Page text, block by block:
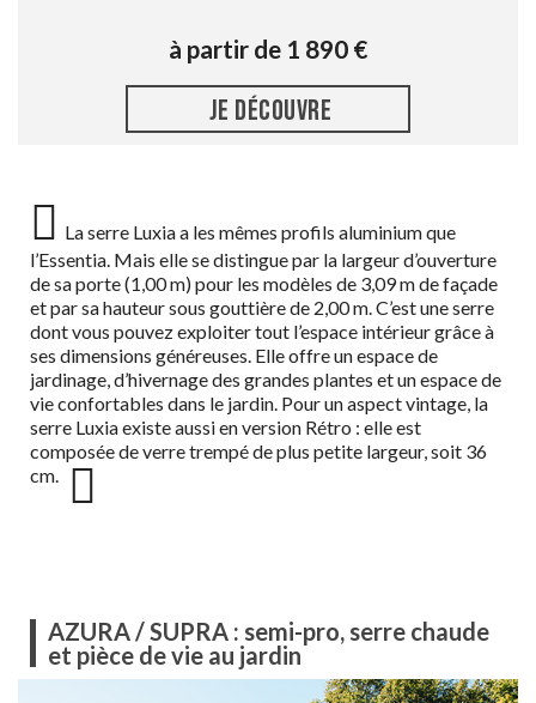
à partir de 1 890 €
JE DÉCOUVRE
La serre Luxia a les mêmes profils aluminium que
l’Essentia. Mais elle se distingue par la largeur d’ouverture
de sa porte (1,00 m) pour les modèles de 3,09 m de façade
et par sa hauteur sous gouttière de 2,00 m. C’est une serre
dont vous pouvez exploiter tout l’espace intérieur grâce à
ses dimensions généreuses. Elle offre un espace de
jardinage, d’hivernage des grandes plantes et un espace de
vie confortables dans le jardin. Pour un aspect vintage, la
serre Luxia existe aussi en version Rétro : elle est
composée de verre trempé de plus petite largeur, soit 36
cm.
AZURA / SUPRA : semi-pro, serre chaude
et pièce de vie au jardin